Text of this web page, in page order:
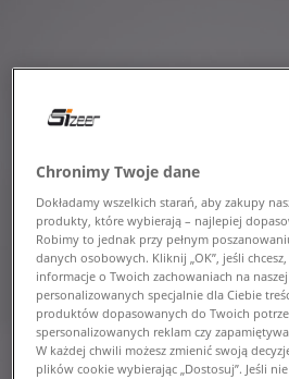
Chronimy Twoje dane
Dokładamy wszelkich starań, aby zakupy
produkty, które wybierają – najlepiej
Robimy to jednak przy pełnym
danych osobowych. Kliknij „OK”, jeśli
informacje o Twoich zachowaniach na
personalizowanych specjalnie dla Ciebie
produktów dopasowanych do Twoich
spersonalizowanych reklam czy
W każdej chwili możesz zmienić swoją
plików cookie wybierając „Dostosuj”. Jeśli